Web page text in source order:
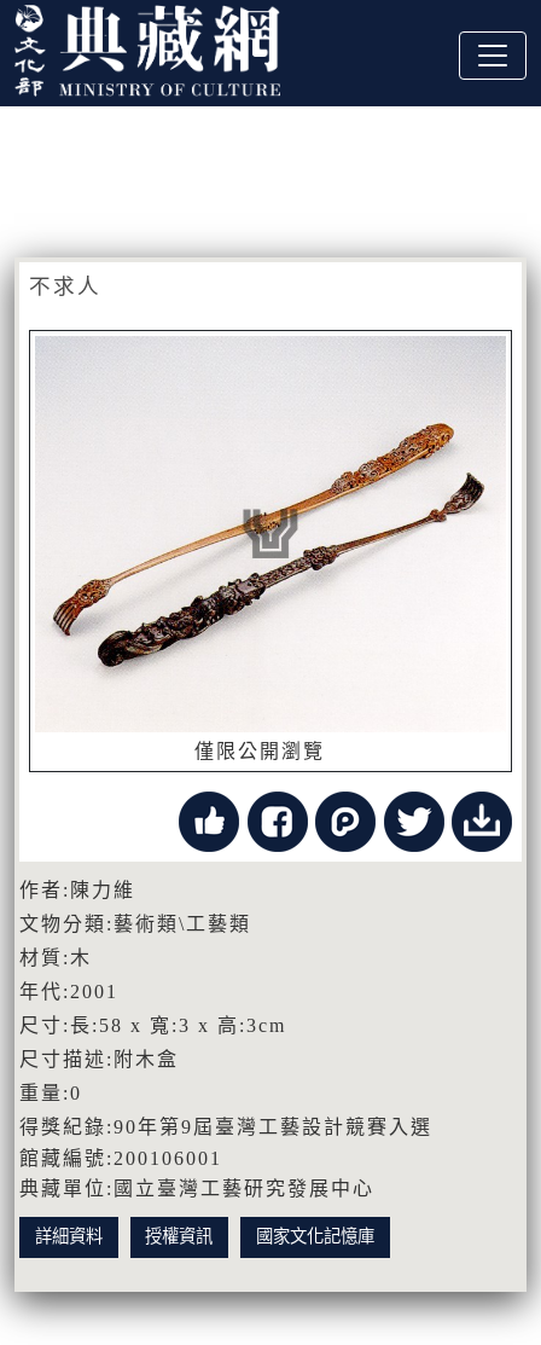
跳到主要內容
:::
不求人
僅限公開瀏覽
作者:陳力維
文物分類:藝術類\工藝類
材質:木
年代:2001
尺寸:長:58 x 寬:3 x 高:3cm
尺寸描述:附木盒
重量:0
得獎紀錄:90年第9屆臺灣工藝設計競賽入選
館藏編號:200106001
典藏單位:國立臺灣工藝研究發展中心
詳細資料 授權資訊 國家文化記憶庫